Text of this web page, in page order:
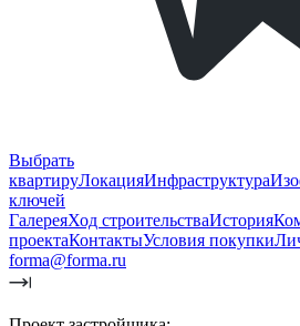
Выбрать
квартируЛокацияИнфраструктура
ключей
ГалереяХод строительстваИстория
проектаКонтактыУсловия покупки
forma@forma.ru